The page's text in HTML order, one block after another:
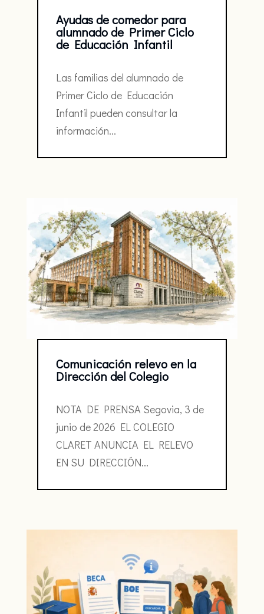
Ayudas de comedor para
alumnado de Primer Ciclo
de Educación Infantil
Las familias del alumnado de
Primer Ciclo de Educación
Infantil pueden consultar la
información...
Comunicación relevo en la
Dirección del Colegio
NOTA DE PRENSA Segovia, 3 de
junio de 2026 EL COLEGIO
CLARET ANUNCIA EL RELEVO
EN SU DIRECCIÓN...